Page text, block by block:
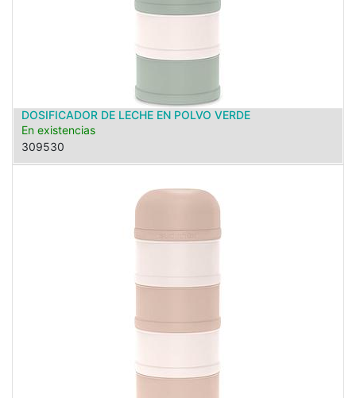
DOSIFICADOR DE LECHE EN POLVO VERDE
En existencias
309530